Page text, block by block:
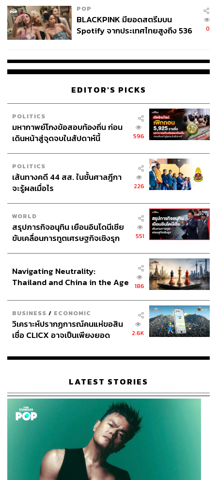
POP
BLACKPINK มียอดสตรีมบน
Spotify จากประเทศไทยสูงถึง 536
0
EDITOR'S PICKS
POLITICS
มหากาพย์โกงข้อสอบท้องถิ่น ก่อน
เดินหน้าสู่จุดจบในสัปดาห์นี้
596
POLITICS
เส้นทางคดี 44 สส. ในชั้นศาลฎีกา
จะรู้ผลเมื่อไร
226
WORLD
สรุปภารกิจอนุทิน เยือนอินโดนีเซีย
ขับเคลื่อนการทูตเศรษฐกิจเชิงรุก
551
Navigating Neutrality:
Thailand and China in the Age
186
BUSINESS / ECONOMIC
วิเคราะห์ปรากฏการณ์คนแห่ขอสิน
เชื่อ CLICX อาจเป็นเพียงยอด
เรือนไทยที่ถูกซุกไว้
2.6K
LATEST STORIES